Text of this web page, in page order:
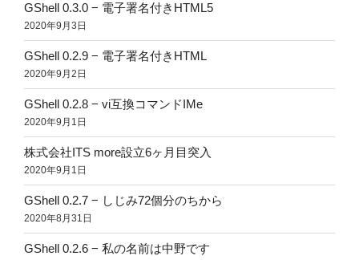
GShell 0.3.0 − 電子署名付きHTML5
2020年9月3日
GShell 0.2.9 − 電子署名付きHTML
2020年9月2日
GShell 0.2.8 − vi互換コマンドIMe
2020年9月1日
株式会社ITS more設立6ヶ月目突入
2020年9月1日
GShell 0.2.7 − しじみ72個分のちから
2020年8月31日
GShell 0.2.6 − 私の名前は中野です